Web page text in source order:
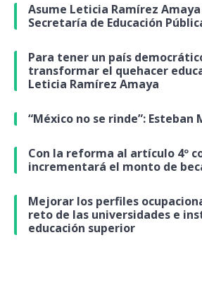
Asume Leticia Ramírez
Secretaría de Educación
Para tener un país
transformar el quehacer
Leticia Ramírez Amaya
“México no se rinde”: Esteban
Con la reforma al artículo 4º
incrementará el monto de
Mejorar los perfiles
reto de las universidades e
educación superior